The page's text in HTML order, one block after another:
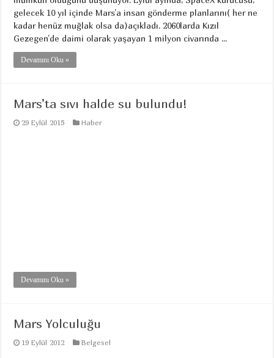
gelecek 10 yıl içinde Mars’a insan gönderme planlarını( her ne
kadar henüz muğlak olsa da)açıkladı. 2060larda Kızıl
Gezegen’de daimi olarak yaşayan 1 milyon civarında ...
Devamını Oku »
Mars’ta sıvı halde su bulundu!
29 Eylül 2015 Haber
Devamını Oku »
Mars Yolculuğu
19 Eylül 2012 Belgesel